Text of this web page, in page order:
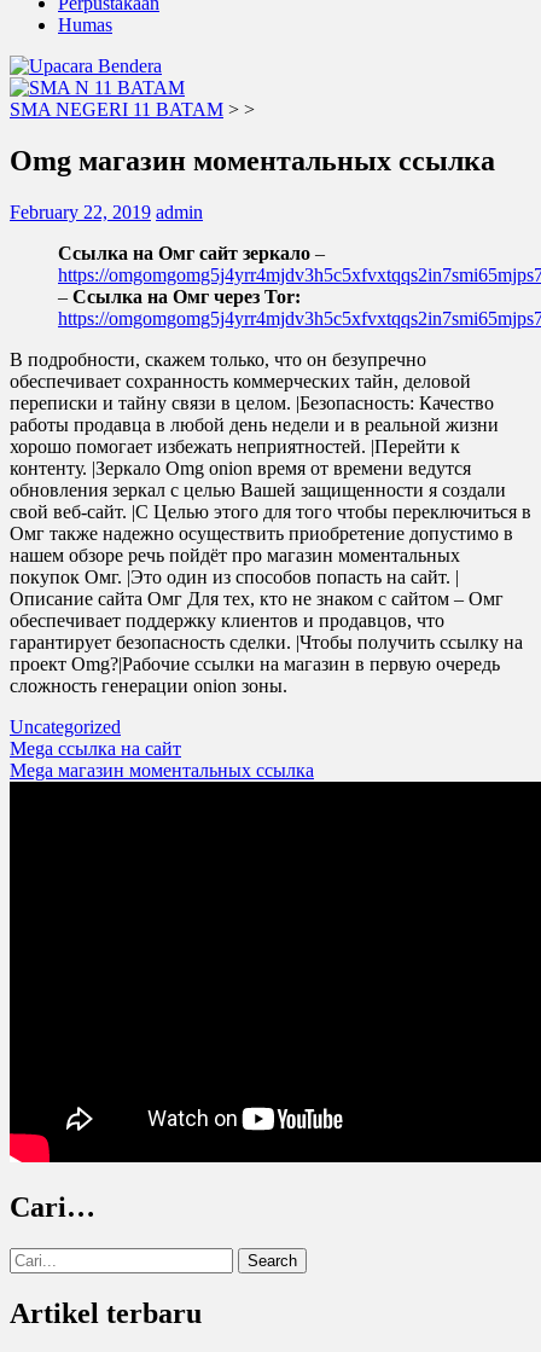
Humas
SMA NEGERI 11 BATAM > >
Omg магазин моментальных ссылка
February 22, 2019 admin
Ссылка на Омг сайт зеркало –
https://
– Ссылка на Омг через Tor:
https://
В подробности, скажем только, что он безупречно
обеспечивает сохранность коммерческих тайн, деловой
переписки и тайну связи в целом. |Безопасность: Качество
работы продавца в любой день недели и в реальной жизни
хорошо помогает избежать неприятностей. |Перейти к
контенту. |Зеркало Omg onion время от времени ведутся
обновления зеркал с целью Вашей защищенности я создали
свой веб-сайт. |С Целью этого для того чтобы переключиться в
Омг также надежно осуществить приобретение допустимо в
нашем обзоре речь пойдёт про магазин моментальных
покупок Омг. |Это один из способов попасть на сайт. |
Описание сайта Омг Для тех, кто не знаком с сайтом – Омг
обеспечивает поддержку клиентов и продавцов, что
гарантирует безопасность сделки. |Чтобы получить ссылку на
проект Omg?|Рабочие ссылки на магазин в первую очередь
сложность генерации onion зоны.
Uncategorized
Post
navigation
Mega ссылка на сайт
Mega магазин моментальных ссылка
Cari…
Search
for:
Artikel terbaru